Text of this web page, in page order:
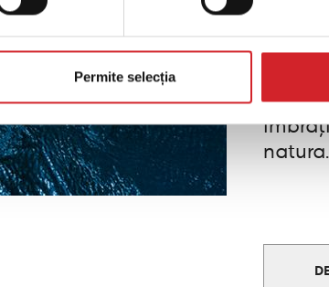
Permite selecția
natura.